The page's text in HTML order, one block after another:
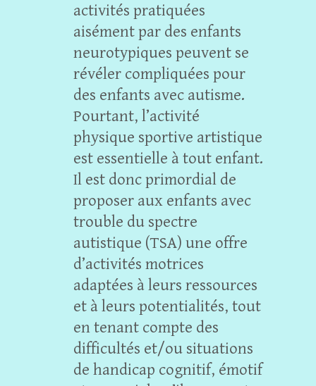
activités pratiquées
aisément par des enfants
neurotypiques peuvent se
révéler compliquées pour
des enfants avec autisme.
Pourtant, l’activité
physique sportive artistique
est essentielle à tout enfant.
Il est donc primordial de
proposer aux enfants avec
trouble du spectre
autistique (TSA) une offre
d’activités motrices
adaptées à leurs ressources
et à leurs potentialités, tout
en tenant compte des
difficultés et/ou situations
de handicap cognitif, émotif